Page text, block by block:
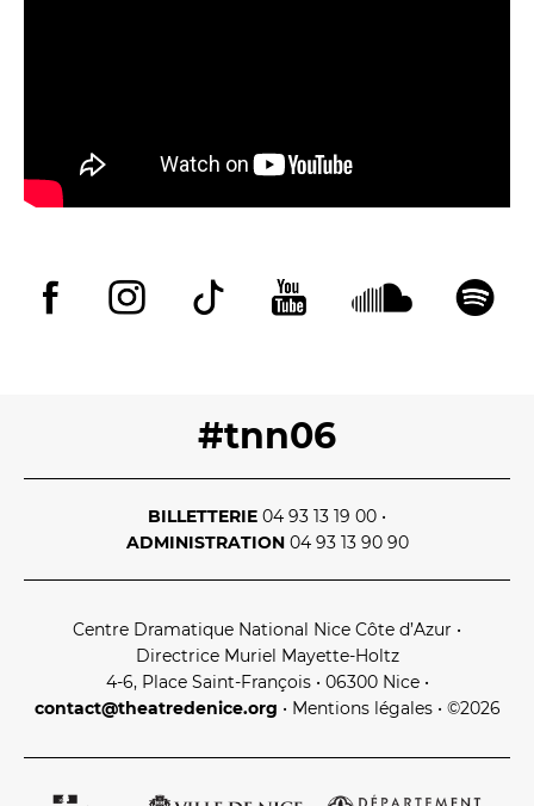
#tnn06
BILLETTERIE 04 93 13 19 00 •
ADMINISTRATION 04 93 13 90 90
Centre Dramatique National Nice Côte d’Azur •
Directrice Muriel Mayette‑Holtz
4‑6, Place Saint‑François • 06300 Nice •
contact@theatredenice.org • Mentions légales• ©2026